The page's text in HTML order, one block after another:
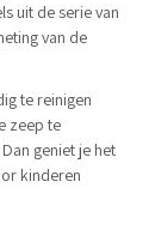
uit de serie van
van de
te reinigen
zeep te
geniet je het
kinderen